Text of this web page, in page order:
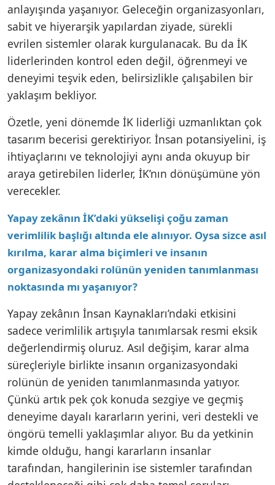
anlayışında yaşanıyor. Geleceğin organizasyonları,
sabit ve hiyerarşik yapılardan ziyade, sürekli
evrilen sistemler olarak kurgulanacak. Bu da İK
liderlerinden kontrol eden değil, öğrenmeyi ve
deneyimi teşvik eden, belirsizlikle çalışabilen bir
yaklaşım bekliyor.
Özetle, yeni dönemde İK liderliği uzmanlıktan çok
tasarım becerisi gerektiriyor. İnsan potansiyelini, iş
ihtiyaçlarını ve teknolojiyi aynı anda okuyup bir
araya getirebilen liderler, İK’nın dönüşümüne yön
verecekler.
Yapay zekânın İK’daki yükselişi çoğu zaman
verimlilik başlığı altında ele alınıyor. Oysa sizce asıl
kırılma, karar alma biçimleri ve insanın
organizasyondaki rolünün yeniden tanımlanması
noktasında mı yaşanıyor?
Yapay zekânın İnsan Kaynakları’ndaki etkisini
sadece verimlilik artışıyla tanımlarsak resmi eksik
değerlendirmiş oluruz. Asıl değişim, karar alma
süreçleriyle birlikte insanın organizasyondaki
rolünün de yeniden tanımlanmasında yatıyor.
Çünkü artık pek çok konuda sezgiye ve geçmiş
deneyime dayalı kararların yerini, veri destekli ve
öngörü temelli yaklaşımlar alıyor. Bu da yetkinin
kimde olduğu, hangi kararların insanlar
tarafından, hangilerinin ise sistemler tarafından